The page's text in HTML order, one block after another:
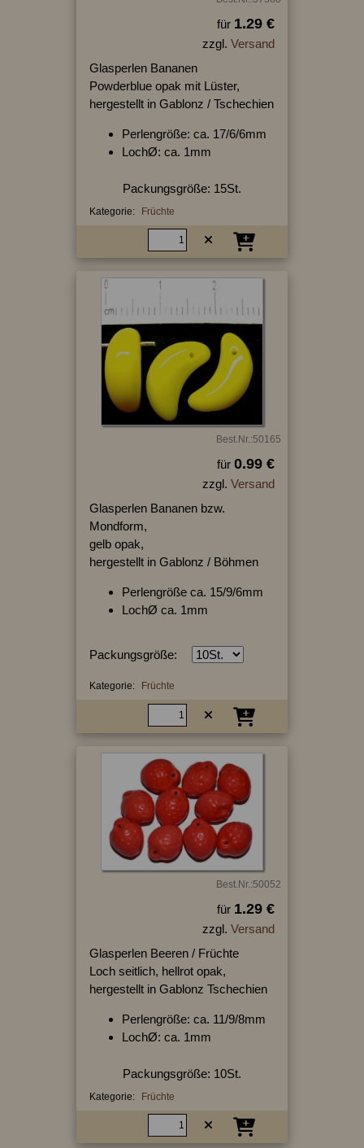
für 1.29 €
zzgl. Versand
Glasperlen Bananen
Powderblue opak mit Lüster,
hergestellt in Gablonz / Tschechien
Perlengröße: ca. 17/6/6mm
LochØ: ca. 1mm
Packungsgröße: 15St.
Kategorie: Früchte
Best.Nr.:50165
für 0.99 €
zzgl. Versand
Glasperlen Bananen bzw.
Mondform,
gelb opak,
hergestellt in Gablonz / Böhmen
Perlengröße ca. 15/9/6mm
LochØ ca. 1mm
Packungsgröße:
Kategorie: Früchte
Best.Nr.:50052
für 1.29 €
zzgl. Versand
Glasperlen Beeren / Früchte
Loch seitlich, hellrot opak,
hergestellt in Gablonz Tschechien
Perlengröße: ca. 11/9/8mm
LochØ: ca. 1mm
Packungsgröße: 10St.
Kategorie: Früchte